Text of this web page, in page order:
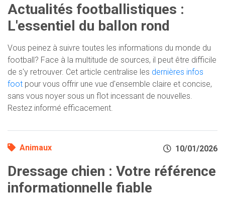
Actualités footballistiques :
L'essentiel du ballon rond
Vous peinez à suivre toutes les informations du monde du
football? Face à la multitude de sources, il peut être difficile
de s'y retrouver. Cet article centralise les dernières infos
foot pour vous offrir une vue d'ensemble claire et concise,
sans vous noyer sous un flot incessant de nouvelles.
Restez informé efficacement.
Animaux 10/01/2026
Dressage chien : Votre référence
informationnelle fiable